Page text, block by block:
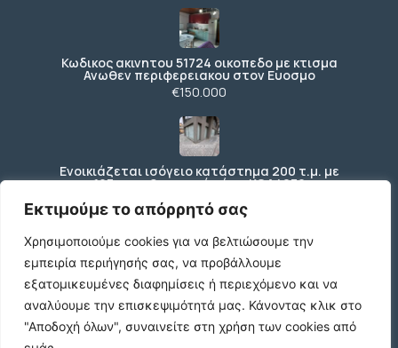
Εκτιμούμε το απόρρητό σας
Χρησιμοποιούμε cookies για να βελτιώσουμε την
εμπειρία περιήγησής σας, να προβάλλουμε
εξατομικευμένες διαφημίσεις ή περιεχόμενο και να
αναλύουμε την επισκεψιμότητά μας. Κάνοντας κλικ στο
"Αποδοχή όλων", συναινείτε στη χρήση των cookies από
Κωδικος ακινητου 51724 οικοπεδο με κτισμα
Ανωθεν περιφερειακου στον Ευοσμο
€150.000
Ενοικιάζεται ισόγειο κατάστημα 200 τ.μ. με
197 τ.μ. εξωτερικό χώρο ΚΩΔ4270
€3.000 /μήνα
Κωδικός: 2347738 , Βούλα , 667 τ.μ., €1400000
€1.400.000